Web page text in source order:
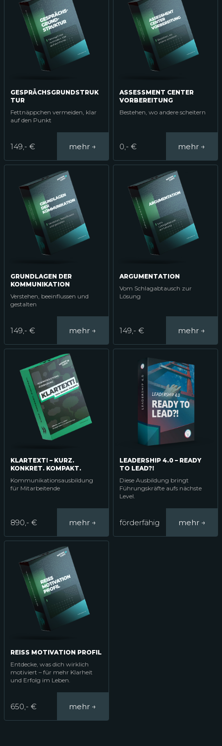
GESPRÄCHSGRUNDSTRUK
TUR
Fettnäppchen vermeiden, klar
auf den Punkt
149,- €
ASSESSMENT CENTER
VORBEREITUNG
Bestehen, wo andere scheitern
0,- €
GRUNDLAGEN DER
KOMMUNIKATION
Verstehen, beeinflussen und
gestalten
149,- €
ARGUMENTATION
Vom Schlagabtausch zur
Lösung
149,- €
KLARTEXT! – KURZ.
KONKRET. KOMPAKT.
Kommunikationsausbildung
für Mitarbeitende
890,- €
LEADERSHIP 4.0 – READY
TO LEAD?!
Diese Ausbildung bringt
Führungskräfte aufs nächste
Level.
förderfähig
REISS MOTIVATION PROFIL
Entdecke, was dich wirklich
motiviert – für mehr Klarheit
und Erfolg im Leben.
650,- €